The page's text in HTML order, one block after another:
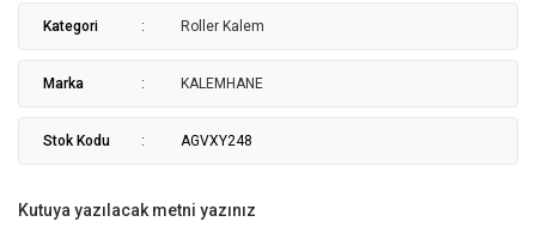
Kategori Roller Kalem
Marka KALEMHANE
Stok Kodu AGVXY248
Kutuya yazılacak metni yazınız